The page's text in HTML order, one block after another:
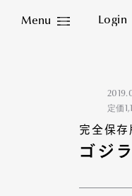
Menu Login
Close
定価
完全保存
ゴジラ